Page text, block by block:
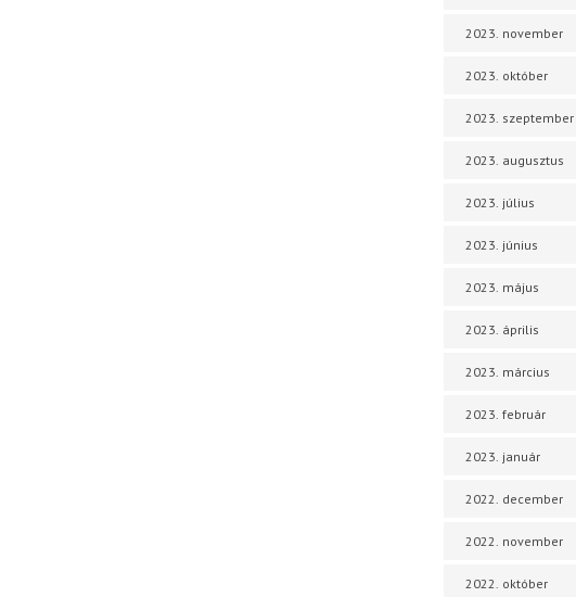
2023. november
2023. október
2023. szeptember
2023. augusztus
2023. július
2023. június
2023. május
2023. április
2023. március
2023. február
2023. január
2022. december
2022. november
2022. október